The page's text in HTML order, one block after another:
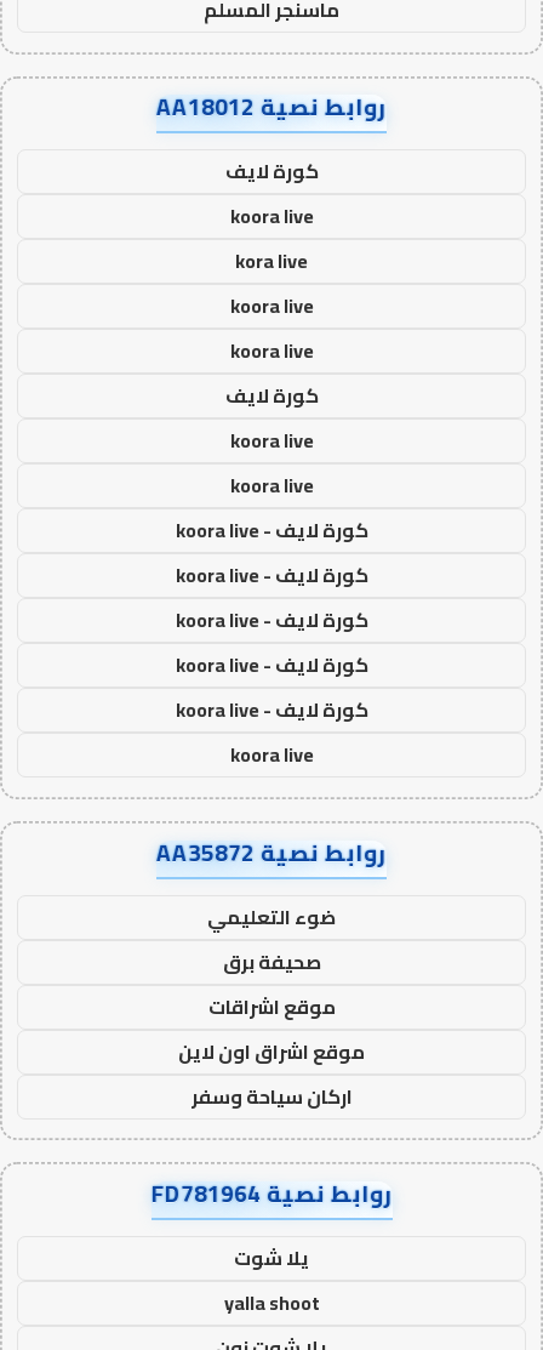
ماسنجر المسلم
روابط نصية AA18012
كورة لايف
koora live
kora live
koora live
koora live
كورة لايف
koora live
koora live
كورة لايف - koora live
كورة لايف - koora live
كورة لايف - koora live
كورة لايف - koora live
كورة لايف - koora live
koora live
روابط نصية AA35872
ضوء التعليمي
صحيفة برق
موقع اشراقات
موقع اشراق اون لاين
اركان سياحة وسفر
روابط نصية FD781964
يلا شوت
yalla shoot